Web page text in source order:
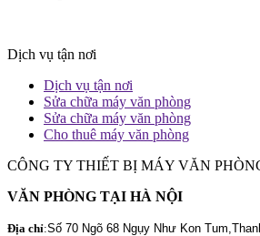
Dịch vụ tận nơi
Dịch vụ tận nơi
Sửa chữa máy văn phòng
Sửa chữa máy văn phòng
Cho thuê máy văn phòng
CÔNG TY THIẾT BỊ MÁY VĂN
VĂN PHÒNG TẠI HÀ NỘI
Địa chỉ:Số 70 Ngõ 68 Ngụy Như Kon